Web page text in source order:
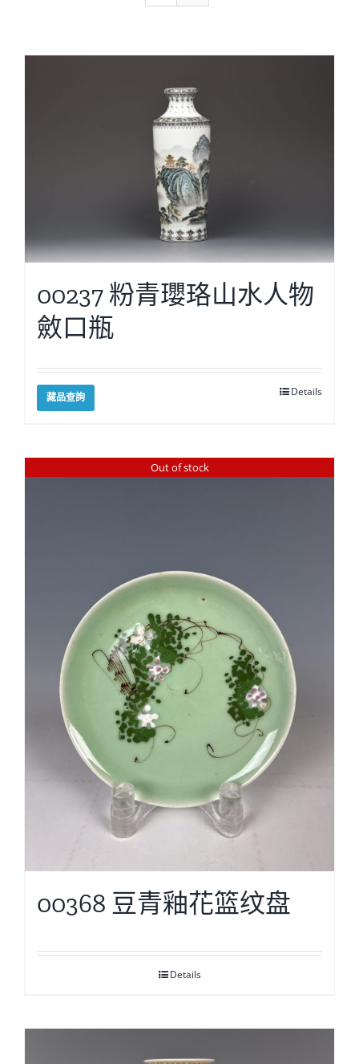
00237 粉青瓔珞山水人物
斂口瓶
藏品查詢 Details
Out of stock
00368 豆青釉花篮纹盘
Details